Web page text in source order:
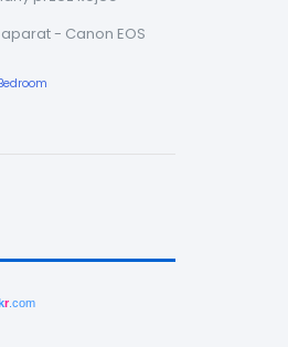
- Canon EOS
r .com